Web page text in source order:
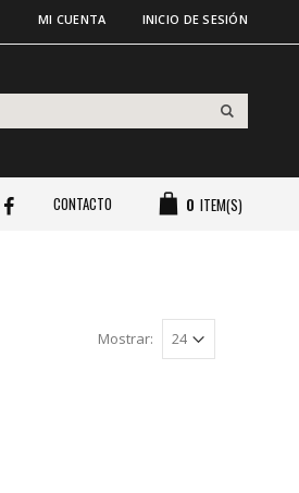
MI CUENTA INICIO DE SESIÓN
CONTACTO 0 ITEM(S)
Mostrar: